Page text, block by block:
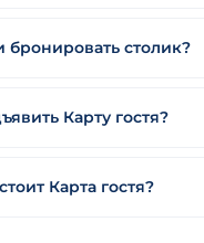
бронировать столик?
Карту гостя?
Карта гостя?